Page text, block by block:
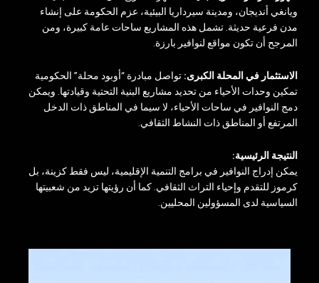
ويانغي أنديجان، ومدينة سيرداريا البيئية، عزم الحكومة على إنشاء
مدن فرعية حديثة. تشمل هذه المشاريع ساحات عامة كبيرة، ومن
المرجح أن تكون مواقع لنوافير بارزة.
الاستثمار في المحلة الكبرى: تواصل مبادرة “أوبود محلة” الحكومية
تمكين وحدات الأحياء من تحديد مشاريع البنية التحتية وقيادتها. ويمكن
دمج النوافير في ساحات الأحياء، لا سيما في المناطق ذات الدخل
المرتفع أو المناطق ذات النشاط الثقافي.
النتيجة الرئيسية:
يمكن إدراج النوافير في برامج التنمية الإقليمية، ليس فقط كزينة، بل
كرموز للتقدم وإحياء التراث الثقافي. كما أن رؤيتها تزيد من شعبيتها
السياسية لدى المسؤولين المحليين.